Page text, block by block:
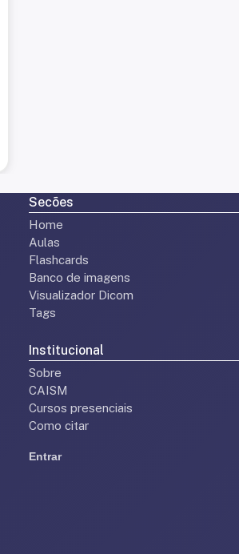
Secões
Home
Aulas
Flashcards
Banco de imagens
Visualizador Dicom
Tags
Institucional
Sobre
CAISM
Cursos presenciais
Como citar
Entrar